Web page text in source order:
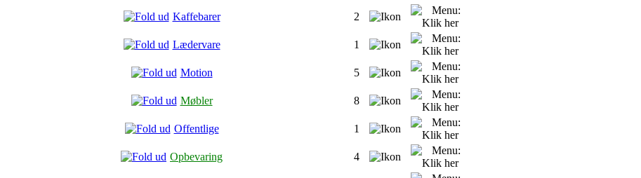
Kaffebarer 2
Lædervare 1
Motion 5
Møbler 8
Offentlige 1
Opbevaring 4